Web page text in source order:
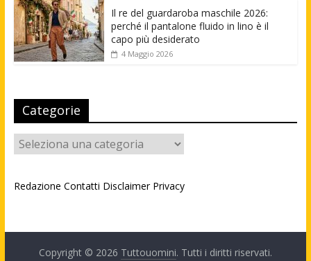
Il re del guardaroba maschile 2026:
perché il pantalone fluido in lino è il
capo più desiderato
4 Maggio 2026
Categorie
Categorie
Redazione Contatti Disclaimer Privacy
Copyright © 2026 Tuttouomini. Tutti i diritti riservati.